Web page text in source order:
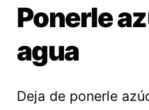
Ponerle
agua
Deja de ponerle